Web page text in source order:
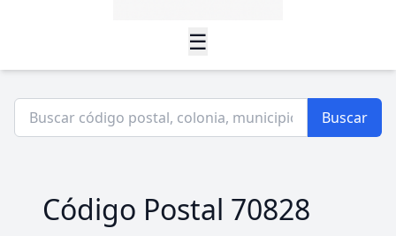
☰
Buscar
Código Postal 70828